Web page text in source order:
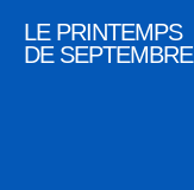
LE PRINTEMPS
DE SEPTEMBRE